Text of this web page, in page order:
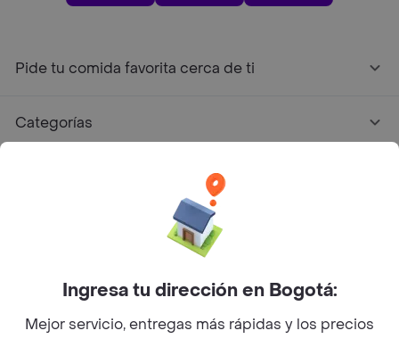
Pide tu comida favorita cerca de ti
Categorías
Facebook
Twitter
Instagram
©2026Rappi Inc. All rights reserved.
Ingresa tu dirección en Bogotá:
Mejor servicio, entregas más rápidas y los precios